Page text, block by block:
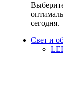
сегодня.
Свет и